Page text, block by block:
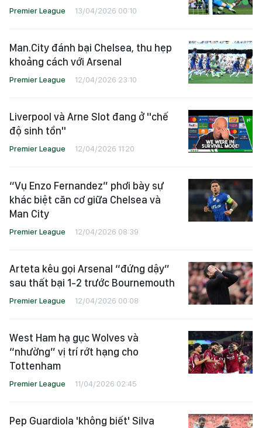
Premier League 13/04/2026 00:10
Man.City đánh bại Chelsea, thu hẹp
khoảng cách với Arsenal
Premier League 12/04/2026 23:10
Liverpool và Arne Slot đang ở "chế
độ sinh tồn"
Premier League 12/04/2026 11:20
“Vụ Enzo Fernandez” phơi bày sự
khác biệt căn cơ giữa Chelsea và
Man City
Premier League 12/04/2026 08:39
Arteta kêu gọi Arsenal “đứng dậy”
sau thất bại 1-2 trước Bournemouth
Premier League 12/04/2026 00:08
West Ham hạ gục Wolves và
“nhường” vị trí rớt hạng cho
Tottenham
Premier League 11/04/2026 02:45
Pep Guardiola 'không biết' Silva